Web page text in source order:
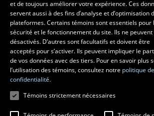
Téléphone: 418 656-7061
Suivez-nous sur Facebook
Suivez-nous sur YouTube
et de toujours améliorer votre expérience. Ces
servent aussi à des fins d’analyse et d’optimisation
plateformes. Certains témoins sont essentiels pour
sécurité et le fonctionnement du site. Ils ne peuvent
désactivés. D’autres sont facultatifs et doivent être
acceptés pour s’activer. Ils peuvent impliquer le
de vos données avec des tiers. Pour en savoir plus
l’utilisation des témoins, consultez notre politique de
confidentialité.
Témoins strictement nécessaires